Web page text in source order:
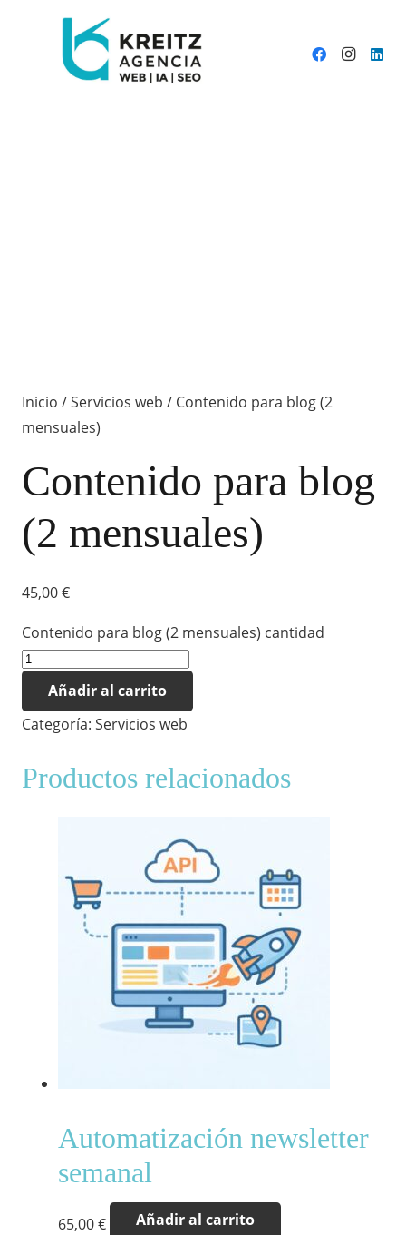
Inicio /Servicios web / Contenido para blog (2
mensuales)
Contenido para blog
(2 mensuales)
45,00€
Contenido para blog (2 mensuales) cantidad
Añadir al carrito
Categoría: Servicios web
Productos relacionados
Automatización newsletter
semanal
65,00€ Añadir al carrito